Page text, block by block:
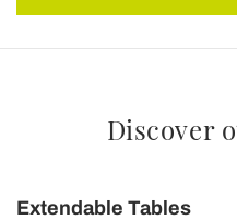
Discover
Extendable Tables